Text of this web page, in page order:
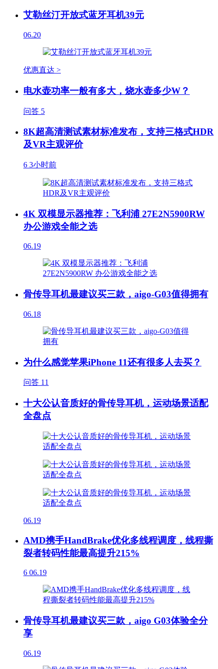
艾勒丝汀开放式蓝牙耳机39元
06.20
优惠直达 >
电水壶功率一般有多大，烧水壶多少W？
问答 5
8K超高清测试素材标准发布，支持三格式HDR
及VR主观评价
6 3小时前
4K 双模显示器推荐：飞利浦 27E2N5900RW
办公游戏全能之选
06.19
骨传导耳机最建议买三款，aigo-G03值得拥有
06.18
为什么感觉苹果iPhone 11还有很多人去买？
问答 11
十大公认音质好的骨传导耳机，运动场景适配
全盘点
06.19
AMD携手HandBrake优化多线程调度，线程撕
裂者转码性能最高提升215%
6 06.19
骨传导耳机最建议买三款，aigo G03体验全分
享
06.19